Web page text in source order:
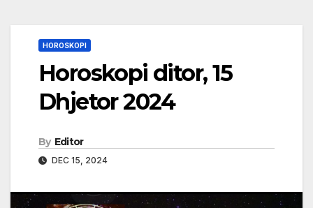
HOROSKOPI
Horoskopi ditor, 15
Dhjetor 2024
By Editor
DEC 15, 2024